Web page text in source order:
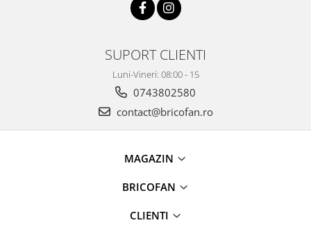
Echipamente pt incalzire
Paturi electrice cu incalzire
SUPORT CLIENTI
Luni-Vineri: 08:00 - 15
0743802580
contact@bricofan.ro
MAGAZIN
BRICOFAN
CLIENTI